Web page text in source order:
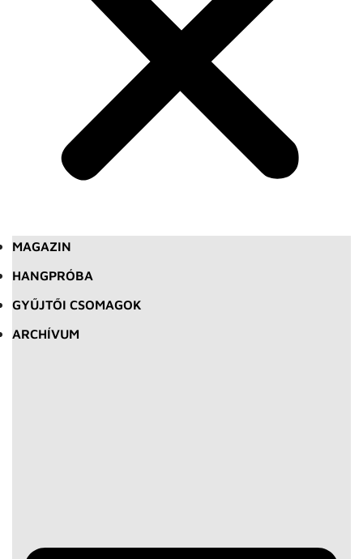
MAGAZIN
HANGPRÓBA
GYŰJTŐI CSOMAGOK
ARCHÍVUM